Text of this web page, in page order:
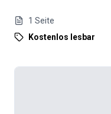
1 Seite
Kostenlos lesbar